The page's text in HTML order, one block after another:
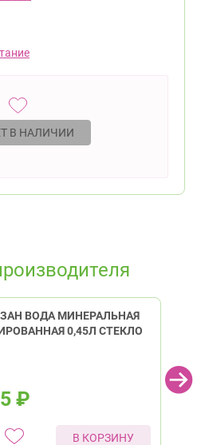
В НАЛИЧИИ
ВОДА МИНЕРАЛЬНАЯ
0,45Л СТЕКЛО
₽
В КОРЗИНУ